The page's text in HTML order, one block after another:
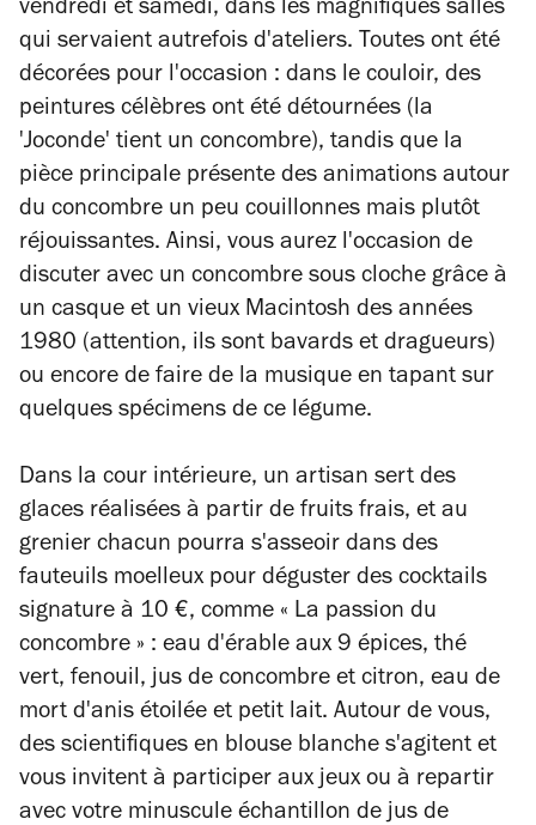
vendredi et samedi, dans les magnifiques salles
qui servaient autrefois d'ateliers. Toutes ont été
décorées pour l'occasion : dans le couloir, des
peintures célèbres ont été détournées (la
'Joconde' tient un concombre), tandis que la
pièce principale présente des animations autour
du concombre un peu couillonnes mais plutôt
réjouissantes. Ainsi, vous aurez l'occasion de
discuter avec un concombre sous cloche grâce à
un casque et un vieux Macintosh des années
1980 (attention, ils sont bavards et dragueurs)
ou encore de faire de la musique en tapant sur
quelques spécimens de ce légume.
Dans la cour intérieure, un artisan sert des
glaces réalisées à partir de fruits frais, et au
grenier chacun pourra s'asseoir dans des
fauteuils moelleux pour déguster des cocktails
signature à 10 €, comme « La passion du
concombre » : eau d'érable aux 9 épices, thé
vert, fenouil, jus de concombre et citron, eau de
mort d'anis étoilée et petit lait. Autour de vous,
des scientifiques en blouse blanche s'agitent et
vous invitent à participer aux jeux ou à repartir
avec votre minuscule échantillon de jus de